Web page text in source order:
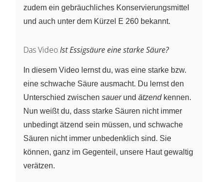
zudem ein gebräuchliches Konservierungsmittel
und auch unter dem Kürzel E 260 bekannt.
Das VideoIst Essigsäure eine starke Säure?
In diesem Video lernst du, was eine starke bzw.
eine schwache Säure ausmacht. Du lernst den
Unterschied zwischen sauerund ätzendkennen.
Nun weißt du, dass starke Säuren nicht immer
unbedingt ätzend sein müssen, und schwache
Säuren nicht immer unbedenklich sind. Sie
können, ganz im Gegenteil, unsere Haut gewaltig
verätzen.